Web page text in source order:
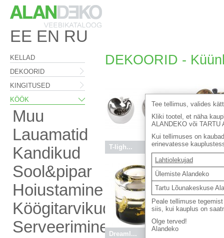
EE EN RU
DEKOORID -
Tee tellimus, valides
Kliki tootel, et näha
ALANDEKO või TARTU
Kui tellimuses on
erinevatesse
Lahtiolekujad
Ülemiste Alandeko
Tartu Lõunakeskuse
Peale tellimuse
siis, kui kauplus on
Olge terved!
Alandeko
17.00 €
T-ligh... Küünla...
Dreaml...
KELLAD
DEKOORID
KINGITUSED
KÖÖK
Muu
Lauamatid
Kandikud
Sool&pipar
Hoiustamine
Köögitarvikud
Serveerimine